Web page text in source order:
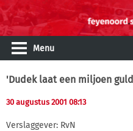
Menu
'Dudek laat een miljoen
30 augustus 2001 08:13
Verslaggever: RvN